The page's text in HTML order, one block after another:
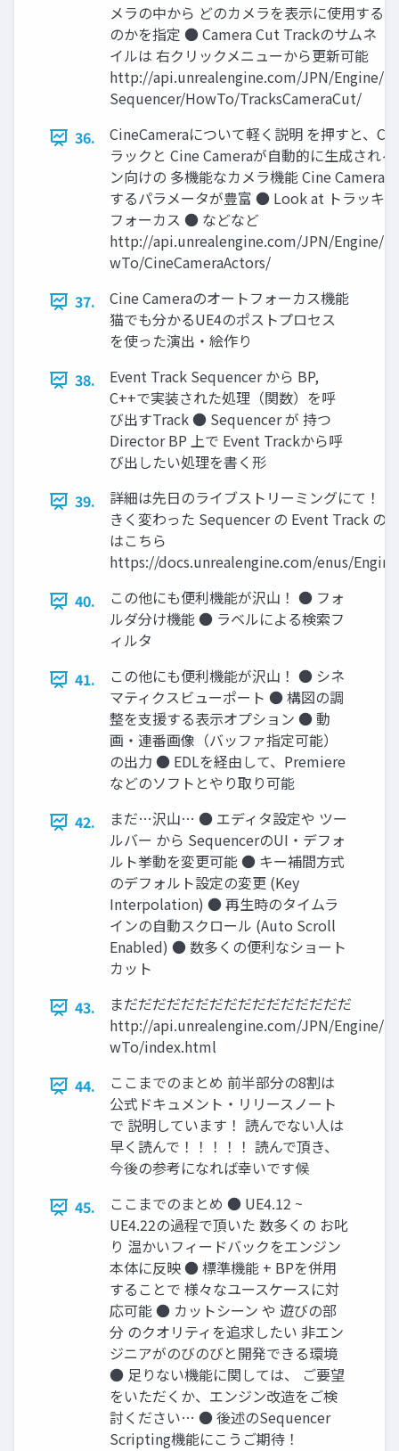
メラの中から どのカメラを表示に使用する
のかを指定 ● Camera Cut Trackのサムネ
イルは 右クリックメニューから更新可能
http://api.unrealengine.com/JPN/Engine/
Sequencer/HowTo/TracksCameraCut/
36.
CineCameraについて軽く説明 を押すと、
ラックと Cine Cameraが自動的に生成され
ン向けの 多機能なカメラ機能 Cine Camera
するパラメータが豊富 ● Look at トラッキ
フォーカス ● などなど
http://api.unrealengine.com/JPN/Engine/
wTo/CineCameraActors/
37.
Cine Cameraのオートフォーカス機能
猫でも分かるUE4のポストプロセス
を使った演出・絵作り
38.
Event Track Sequencer から BP,
C++で実装された処理（関数）を呼
び出すTrack ● Sequencer が 持つ
Director BP 上で Event Trackから呼
び出したい処理を書く形
39.
詳細は先日のライブストリーミングにて！
きく変わった Sequencer の Event Track の
はこちら
https://docs.unrealengine.com/enus/
40.
この他にも便利機能が沢山！ ● フォ
ルダ分け機能 ● ラベルによる検索フ
ィルタ
41.
この他にも便利機能が沢山！ ● シネ
マティクスビューポート ● 構図の調
整を支援する表示オプション ● 動
画・連番画像（バッファ指定可能）
の出力 ● EDLを経由して、Premiere
などのソフトとやり取り可能
42.
まだ…沢山… ● エディタ設定や ツー
ルバー から SequencerのUI・デフォ
ルト挙動を変更可能 ● キー補間方式
のデフォルト設定の変更 (Key
Interpolation) ● 再生時のタイムラ
インの自動スクロール (Auto Scroll
Enabled) ● 数多くの便利なショート
カット
43.
まだだだだだだだだだだだだだだだだ
http://api.unrealengine.com/JPN/Engine/
wTo/index.html
44.
ここまでのまとめ 前半部分の8割は
公式ドキュメント・リリースノート
で 説明しています！ 読んでない人は
早く読んで！！！！！ 読んで頂き、
今後の参考になれば幸いです候
45.
ここまでのまとめ ● UE4.12 ~
UE4.22の過程で頂いた 数多くの お叱
り 温かいフィードバックをエンジン
本体に反映 ● 標準機能 + BPを併用
することで 様々なユースケースに対
応可能 ● カットシーン や 遊びの部
分 のクオリティを追求したい 非エン
ジニアがのびのびと開発できる環境
● 足りない機能に関しては、 ご要望
をいただくか、エンジン改造をご検
討ください… ● 後述のSequencer
Scripting機能にこうご期待！